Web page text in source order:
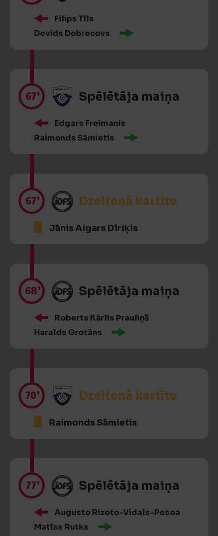
Filips Tīls
Devids Dobrecovs
67’ Spēlētāja maiņa
Edgars Freimanis
Raimonds Sāmietis
67’ Dzeltenā kartīte
Jānis Aigars Dīriķis
68’ Spēlētāja maiņa
Roberts Kārlis Prauliņš
Haralds Grotāns
70’ Dzeltenā kartīte
Raimonds Sāmietis
77’ Spēlētāja maiņa
Augusto Rizoto-Vidals-Pesoa
Matīss Rutks